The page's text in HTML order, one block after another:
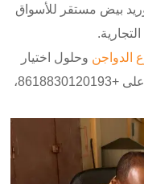
بيض مستقر للأسواق
الدواجن وحلول اختيار
واتساب على +8618830120193،